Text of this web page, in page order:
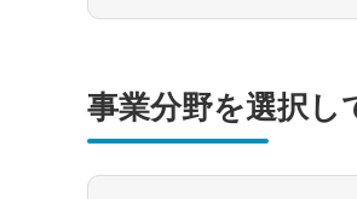
事業分野を選択し